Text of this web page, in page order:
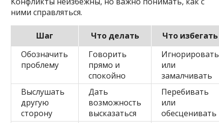
ними справляться.
Шаг Что делать
Что избегать
Обозначить
проблему
Говорить
прямо и
спокойно
Игнорировать
или
замалчивать
Выслушать
другую
сторону
Дать
возможность
высказаться
Перебивать
или
обесценивать